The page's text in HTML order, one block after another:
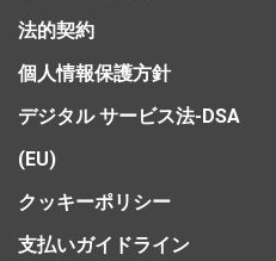
法的契約
個人情報保護方針
デジタル サービス法-DSA
(EU)
クッキーポリシー
支払いガイドライン